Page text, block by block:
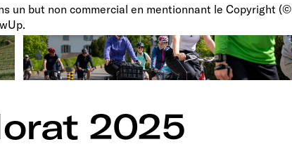
un but non commercial en mentionnant le Copyright (©
2025